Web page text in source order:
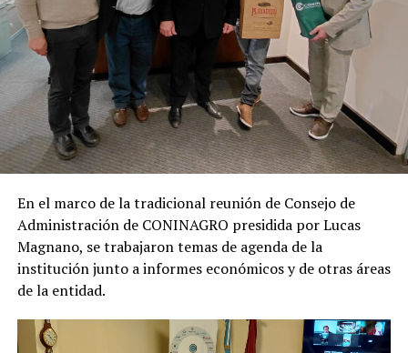
En el marco de la tradicional reunión de Consejo de
Administración de CONINAGRO presidida por Lucas
Magnano, se trabajaron temas de agenda de la
institución junto a informes económicos y de otras áreas
de la entidad.